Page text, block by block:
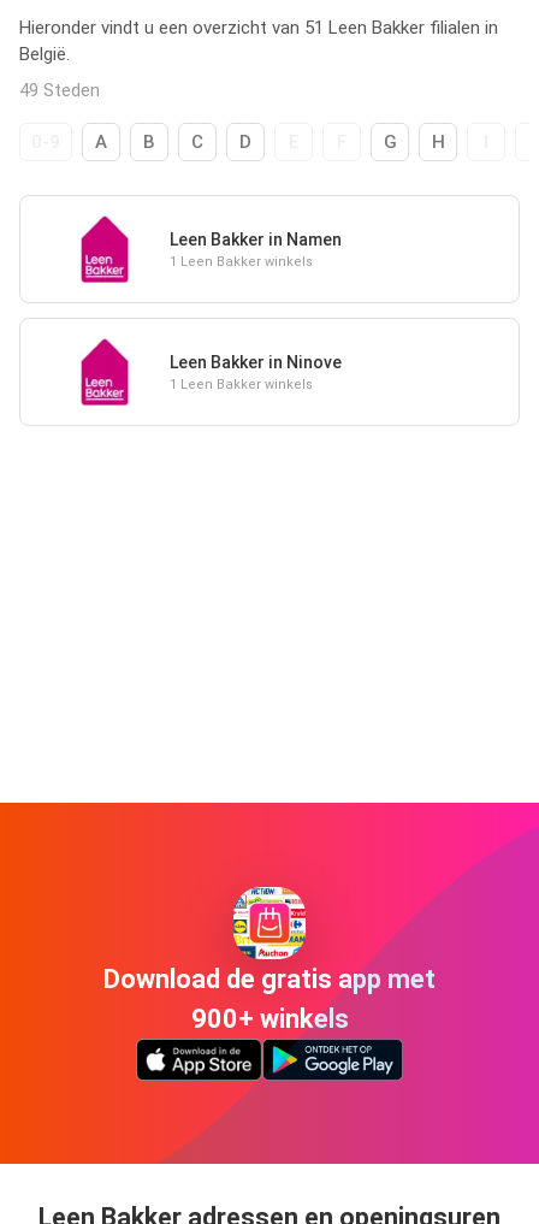
Hieronder vindt u een overzicht van 51 Leen Bakker filialen in
België.
49 Steden
A B C D G H
Leen Bakker in Namen
1 Leen Bakker winkels
Leen Bakker in Ninove
1 Leen Bakker winkels
Download de gratis app met
900+ winkels
Leen Bakker adressen en openingsuren